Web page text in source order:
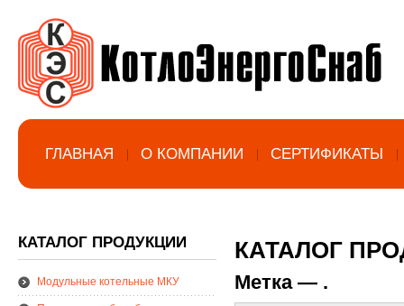
ГЛАВНАЯ О КОМПАНИИ СЕРТИФИКАТЫ
КАТАЛОГ ПРОДУКЦИИ
Модульные котельные МКУ
КАТАЛОГ
Метка — .